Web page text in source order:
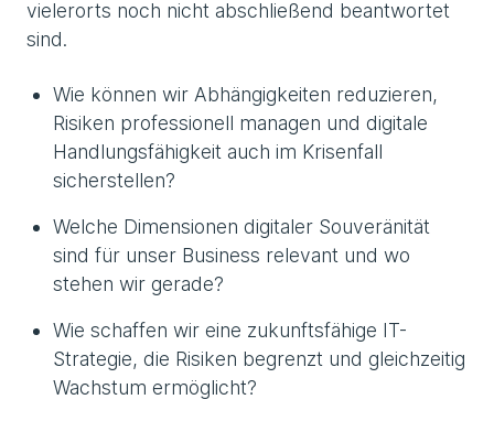
vielerorts noch nicht abschließend beantwortet
sind.
Wie können wir Abhängigkeiten reduzieren,
Risiken professionell managen und digitale
Handlungsfähigkeit auch im Krisenfall
sicherstellen?
Welche Dimensionen digitaler Souveränität
sind für unser Business relevant und wo
stehen wir gerade?
Wie schaffen wir eine zukunftsfähige IT-
Strategie, die Risiken begrenzt und gleichzeitig
Wachstum ermöglicht?